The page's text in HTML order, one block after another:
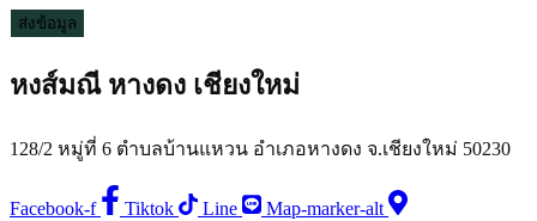
ส่งข้อมูล
หงส์มณี หางดง เชียงใหม่
128/2 หมู่ที่ 6 ตำบลบ้านแหวน อำเภอหางดง จ.เชียงใหม่ 50230
Facebook-f Tiktok Line Map-marker-alt